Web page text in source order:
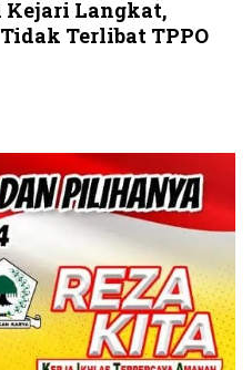
Kejari Langkat,
Terlibat TPPO